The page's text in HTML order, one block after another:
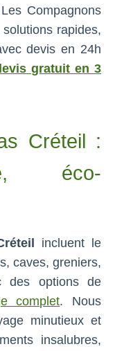
Compagnons
rapides,
devis en 24h
gratuit en 3
Créteil :
éco-
incluent le
caves, greniers,
des options de
complet. Nous
minutieux et
insalubres,